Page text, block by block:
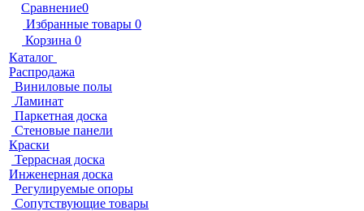
Сравнение0
Избранные товары 0
Корзина 0
Каталог
Распродажа
Виниловые полы
Ламинат
Паркетная доска
Стеновые панели
Краски
Террасная доска
Инженерная доска
Регулируемые опоры
Сопутствующие товары